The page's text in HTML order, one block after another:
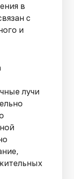
в
с
и
лучи